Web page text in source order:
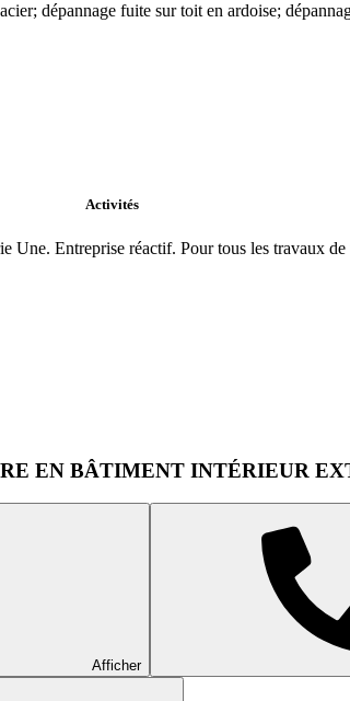
dépannage fuite sur toit en ardoise;
Activités
Une. Entreprise réactif. Pour tous les travaux
EN BÂTIMENT INTÉRIEUR
Afficher